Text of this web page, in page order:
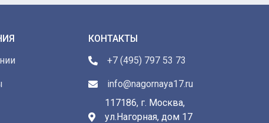
КОНТАКТЫ
+7 (495) 797 53 73
info@nagornaya17.ru
117186, г. Москва,
ул.Нагорная, дом 17